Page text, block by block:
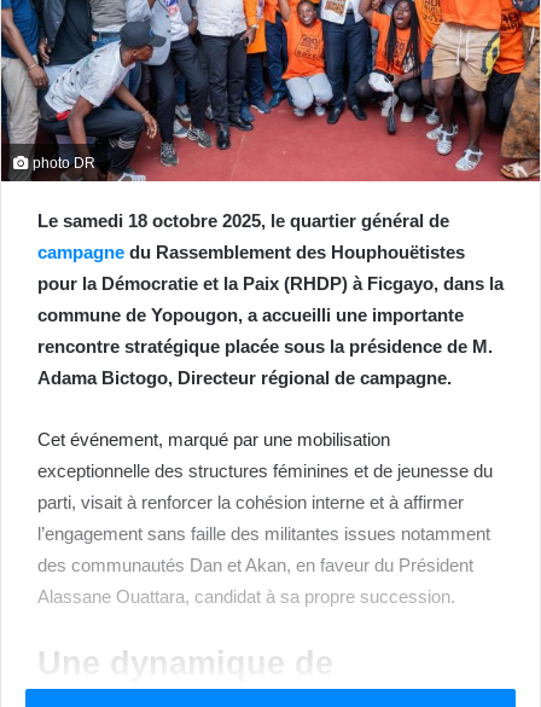
photo DR
Le samedi 18 octobre 2025, le quartier général de
campagne du Rassemblement des Houphouëtistes
pour la Démocratie et la Paix (RHDP) à Ficgayo, dans la
commune de Yopougon, a accueilli une importante
rencontre stratégique placée sous la présidence de M.
Adama Bictogo, Directeur régional de campagne.
Cet événement, marqué par une mobilisation
exceptionnelle des structures féminines et de jeunesse du
parti, visait à renforcer la cohésion interne et à affirmer
l’engagement sans faille des militantes issues notamment
des communautés Dan et Akan, en faveur du Président
Alassane Ouattara, candidat à sa propre succession.
Une dynamique de